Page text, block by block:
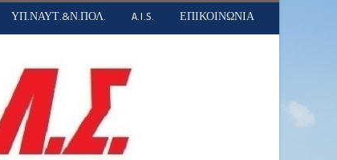
ΥΠ.ΝΑΥΤ.&Ν.ΠΟΛ. A.I.S. ΕΠΙΚΟΙΝΩΝΙΑ